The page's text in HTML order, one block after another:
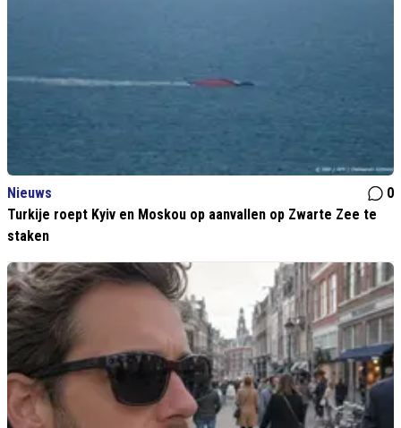
Nieuws
0
Turkije roept Kyiv en Moskou op aanvallen op Zwarte Zee te
staken